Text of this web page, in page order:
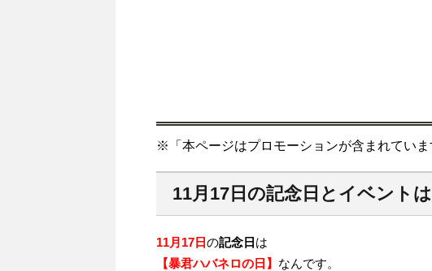
※「本ページはプロモーションが含まれていま
11月17日の記念日とイベント
11月17日の記念日 は
【暴君ハバネロの日】 なんです。